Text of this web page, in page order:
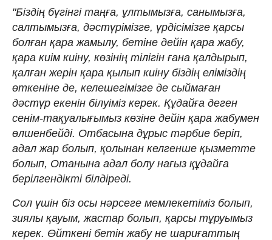
"Біздің бүгінгі таңға, ұлтымызға, санымызға,
салтымызға, дәстүрімізге, үрдісімізге қарсы
болған қара жамылу, бетіне дейін қара жабу,
қара киім киіну, көзінің тілігін ғана қалдырып,
қалған жерін қара қылып киіну біздің еліміздің
өткеніне де, келешегімізге де сыймаған
дәстүр екенін білуіміз керек. Құдайға деген
сенім-тақуалығымыз көзіне дейін қара жабумен
өлшенбейді. Отбасына дұрыс тәрбие беріп,
адал жар болып, қолынан келгенше қызметте
болып, Отанына адал болу нағыз құдайға
берілгендікті білдіреді.
Сол үшін біз осы нәрсеге мемлекетіміз болып,
зиялы қауым, жастар болып, қарсы тұруымыз
керек. Өйткені бетін жабу не шариғаттың